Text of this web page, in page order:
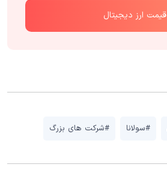
قیمت ارز دیجیتال
#سولانا #شرکت های بزرگ